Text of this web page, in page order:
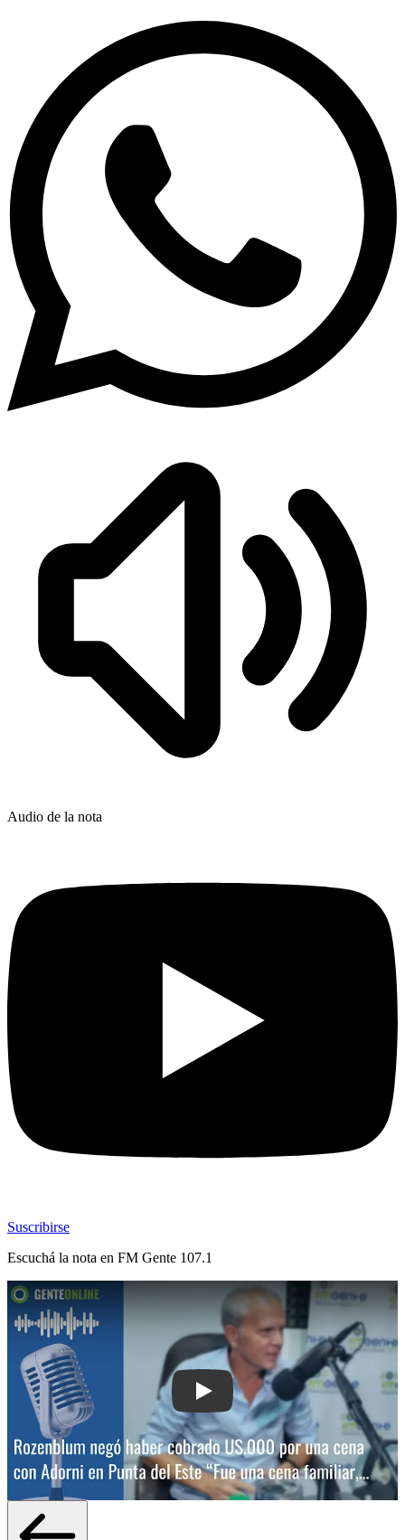
Audio de la nota
Suscribirse
Escuchá la nota en FM Gente 107.1
Play: Rozenblum negó haber